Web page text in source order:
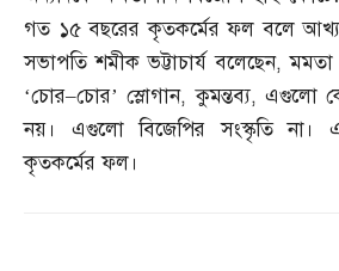
গত ১৫ বছরের কৃতকর্মের ফল বলে আখ্যা
সভাপতি শমীক ভট্টাচার্য বলেছেন,মমতা
‘চোর–চোর’ স্লোগান,কুমন্তব্য,এগুলো
নয়। এগুলো বিজেপির সংস্কৃতি না।
কৃতকর্মের ফল।